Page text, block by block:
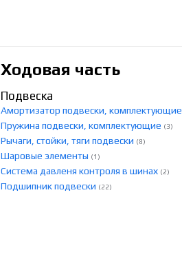
Ходовая часть
Подвеска
Амортизатор подвески, комплектующие
Пружина подвески, комплектующие (3)
Рычаги, стойки, тяги подвески (8)
Шаровые элементы (1)
Система давленя контроля в шинах (2)
Подшипник подвески (22)